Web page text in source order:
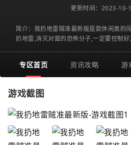
更新时间：2023-10-
简介：我扔地雷贼准最新版是款休闲类的
扔地雷,消灭对面的恐怖分子,一定要控制
专区首页 资讯攻略 游
游戏截图